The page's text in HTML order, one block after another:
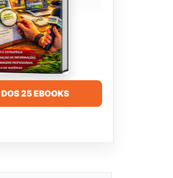
25 EBOOKS